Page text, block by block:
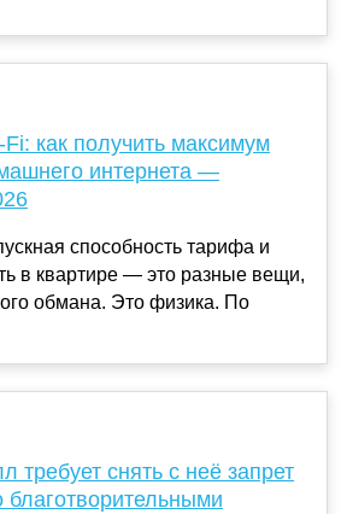
как получить максимум
интернета —
способность тарифа и
в квартире — это разные вещи,
обмана. Это физика. По
требует снять с неё запрет
благотворительными